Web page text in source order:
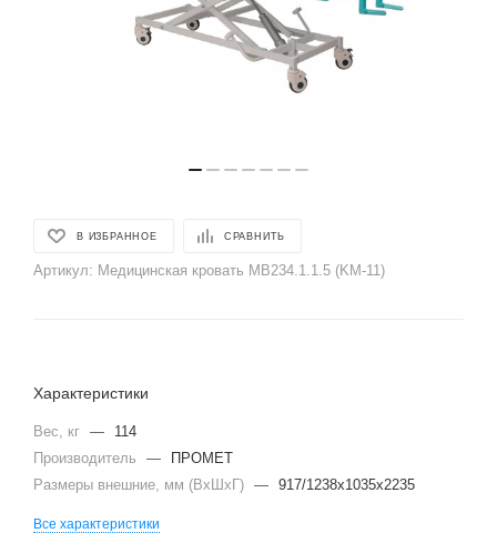
В ИЗБРАННОЕ СРАВНИТЬ
Артикул: Медицинская кровать MB234.1.1.5 (KM-11)
Характеристики
Вес, кг —
114
Производитель
—
ПРОМЕТ
Размеры внешние, мм (ВхШхГ) — 917/1238x1035x2235
Все характеристики